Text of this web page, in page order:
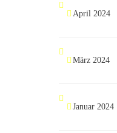
April 2024
März 2024
Januar 2024